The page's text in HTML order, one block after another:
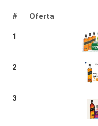
# Oferta
1
2
3